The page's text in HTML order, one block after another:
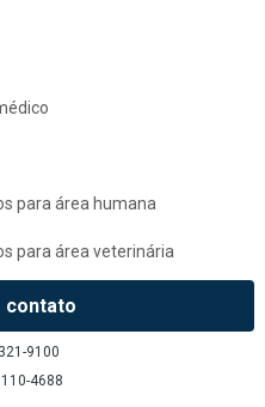
para área humana
para área veterinária
médico
contato
9100
4688